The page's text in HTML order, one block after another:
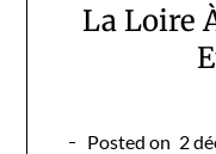
La Loire
Posted on 2